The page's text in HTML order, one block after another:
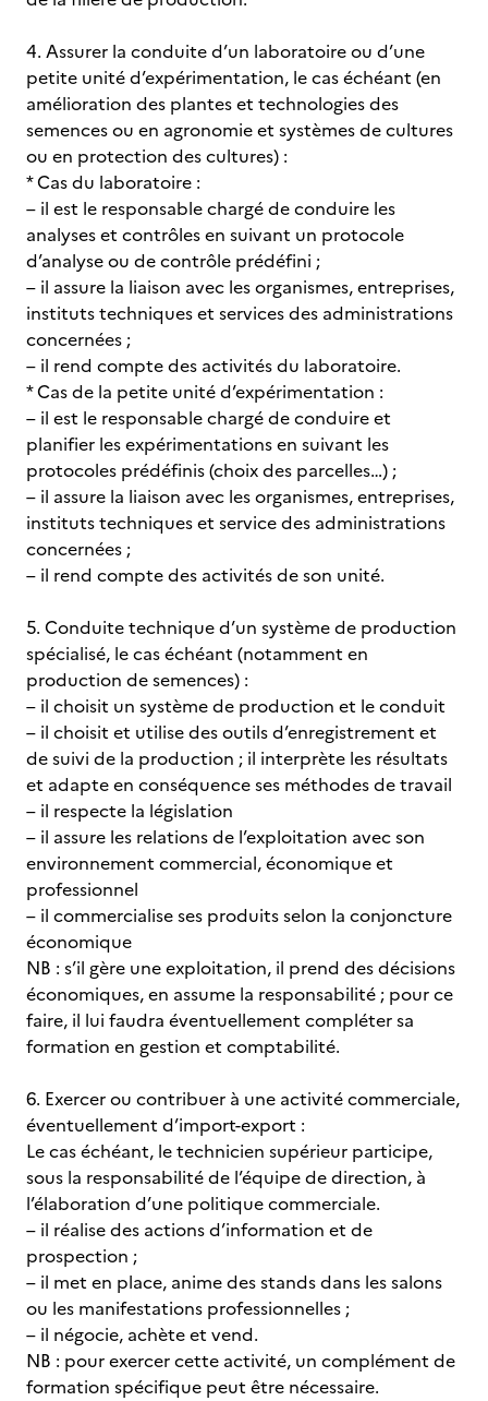
4. Assurer la conduite d’un laboratoire ou d’une
petite unité d’expérimentation, le cas échéant (en
amélioration des plantes et technologies des
semences ou en agronomie et systèmes de cultures
ou en protection des cultures) :
* Cas du laboratoire :
– il est le responsable chargé de conduire les
analyses et contrôles en suivant un protocole
d’analyse ou de contrôle prédéfini ;
– il assure la liaison avec les organismes, entreprises,
instituts techniques et services des administrations
concernées ;
– il rend compte des activités du laboratoire.
* Cas de la petite unité d’expérimentation :
– il est le responsable chargé de conduire et
planifier les expérimentations en suivant les
protocoles prédéfinis (choix des parcelles…) ;
– il assure la liaison avec les organismes, entreprises,
instituts techniques et service des administrations
concernées ;
– il rend compte des activités de son unité.
5. Conduite technique d’un système de production
spécialisé, le cas échéant (notamment en
production de semences) :
– il choisit un système de production et le conduit
– il choisit et utilise des outils d’enregistrement et
de suivi de la production ; il interprète les résultats
et adapte en conséquence ses méthodes de travail
– il respecte la législation
– il assure les relations de l’exploitation avec son
environnement commercial, économique et
professionnel
– il commercialise ses produits selon la conjoncture
économique
NB : s’il gère une exploitation, il prend des décisions
économiques, en assume la responsabilité ; pour ce
faire, il lui faudra éventuellement compléter sa
formation en gestion et comptabilité.
6. Exercer ou contribuer à une activité commerciale,
éventuellement d’import-export :
Le cas échéant, le technicien supérieur participe,
sous la responsabilité de l’équipe de direction, à
l’élaboration d’une politique commerciale.
– il réalise des actions d’information et de
prospection ;
– il met en place, anime des stands dans les salons
ou les manifestations professionnelles ;
– il négocie, achète et vend.
NB : pour exercer cette activité, un complément de
formation spécifique peut être nécessaire.